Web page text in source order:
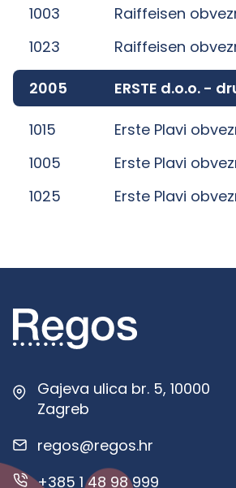
1003
Raiffeisen
1023
Raiffeisen
2005 ERSTE d.o.o. -
1015 Erste Plavi
1005
Erste Plavi
1025
Erste Plavi
Gajeva ulica br. 5, 10000
Zagreb
regos@regos.hr
+385 1 48 98 999